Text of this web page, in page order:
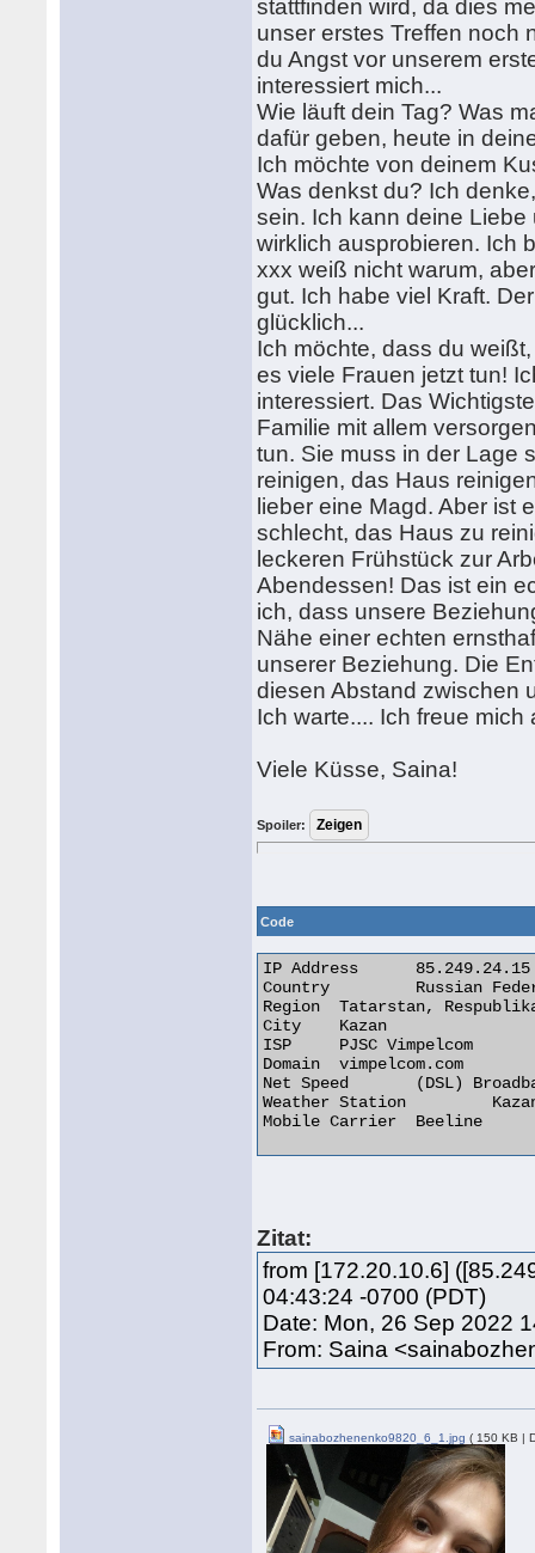
stattfinden wird, da dies
unser erstes Treffen noch
du Angst vor unserem
interessiert mich...
Wie läuft dein Tag? Was
dafür geben, heute in
Ich möchte von deinem
Was denkst du? Ich
sein. Ich kann deine
wirklich ausprobieren. Ich
xxx weiß nicht warum,
gut. Ich habe viel Kraft.
glücklich...
Ich möchte, dass du
es viele Frauen jetzt tun!
interessiert. Das
Familie mit allem
tun. Sie muss in der Lage
reinigen, das Haus
lieber eine Magd. Aber ist
schlecht, das Haus zu
leckeren Frühstück zur
Abendessen! Das ist ein
ich, dass unsere
Nähe einer echten
unserer Beziehung. Die
diesen Abstand zwischen
Ich warte.... Ich freue
Viele Küsse, Saina!
Spoiler:
Code
IP Address 	85.249.24.15
Country 	Russian Federation [RU]
Region 	Tatarstan, Respublika
City 	Kazan
ISP 	PJSC Vimpelcom
Domain 	vimpelcom.com
Net Speed 	(DSL) Broadband/Cable/Fiber/Mobile
Weather Station 	Kazan
Mobile Carrier 	Beeline
Zitat:
from [172.20.10.6]
04:43:24 -0700 (PDT)
Date: Mon, 26 Sep 2022
From: Saina
sainabozhenenko9820_6_1.jpg ( 150 KB |